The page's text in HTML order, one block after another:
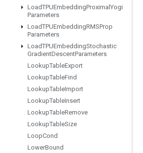
LoadTPUEmbeddingProximal Yogi
Parameters
LoadTPUEmbeddingRMSProp
Parameters
LoadTPUEmbeddingStochastic
GradientDescentParameters
LookupTableExport
LookupTableFind
LookupTableImport
LookupTableInsert
LookupTableRemove
LookupTableSize
LoopCond
LowerBound